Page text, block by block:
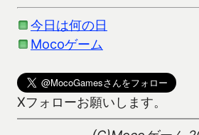
今日は何の日
Mocoゲーム
Xフォローお願いします。